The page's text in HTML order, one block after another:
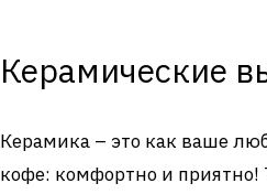
Керамические
Керамика – это как ваше
кофе: комфортно и